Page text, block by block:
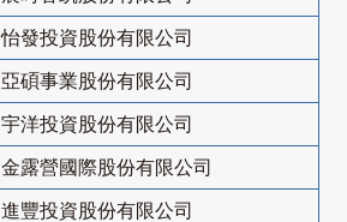
怡發投資股份有限公司
亞碩事業股份有限公司
宇洋投資股份有限公司
金露營國際股份有限公司
進豐投資股份有限公司